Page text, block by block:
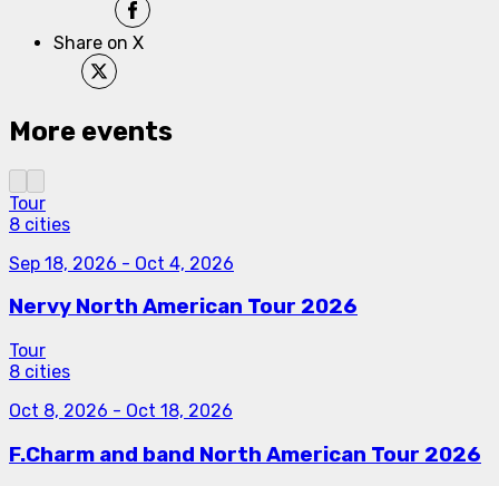
Share on X
More events
Tour
8 cities
Sep 18, 2026 - Oct 4, 2026
Nervy North American Tour 2026
Tour
8 cities
Oct 8, 2026 - Oct 18, 2026
F.Charm and band North American Tour 2026